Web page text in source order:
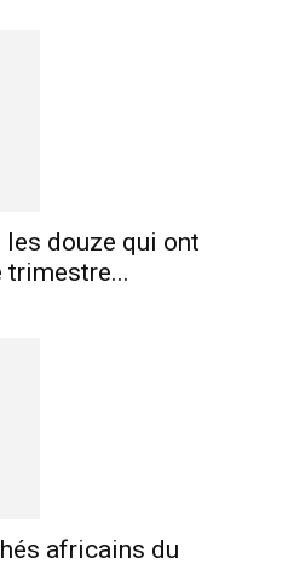
douze qui ont
trimestre...
africains du